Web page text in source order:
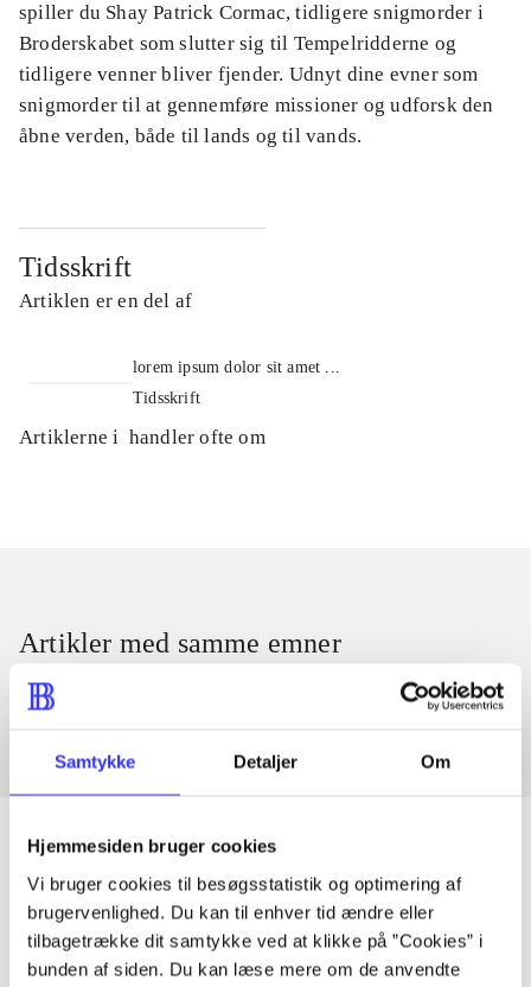
Samtykke Detaljer Om
Hjemmesiden bruger cookies
Vi bruger cookies til besøgsstatistik og optimering af
brugervenlighed. Du kan til enhver tid ændre eller
tilbagetrække dit samtykke ved at klikke på ”Cookies” i
bunden af siden. Du kan læse mere om de anvendte
spiller du Shay Patrick Cormac, tidligere snigmorder i
Broderskabet som slutter sig til Tempelridderne og
tidligere venner bliver fjender. Udnyt dine evner som
snigmorder til at gennemføre missioner og udforsk den
åbne verden, både til lands og til vands.
Tidsskrift
Artiklen er en del af
lorem ipsum dolor sit amet ...
Tidsskrift
Artiklerne i handler ofte om
Artikler med samme emner
Fra
Artikler
Alle registrerede artikler fordelt på udgivelser